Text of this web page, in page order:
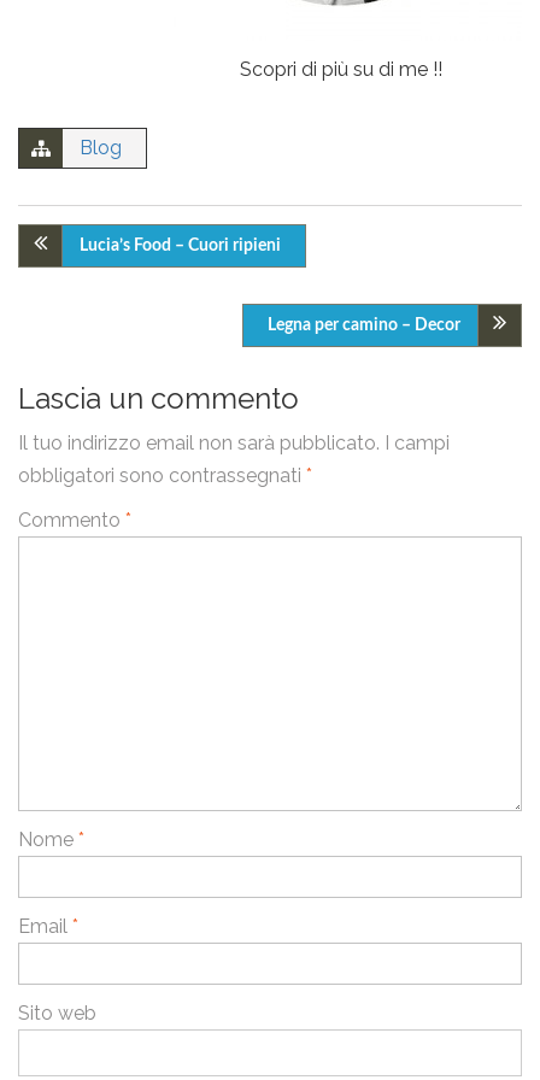
Scopri di più su di me !!
Blog
Lucia’s Food – Cuori ripieni
Legna per camino – Decor
Lascia un commento
Il tuo indirizzo email non sarà pubblicato. I campi
obbligatori sono contrassegnati *
Commento *
Nome *
Email *
Sito web